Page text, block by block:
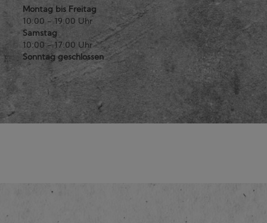
Montag bis Freitag
10:00 - 19:00 Uhr
Samstag
10:00 - 17:00 Uhr
Sonntag geschlossen